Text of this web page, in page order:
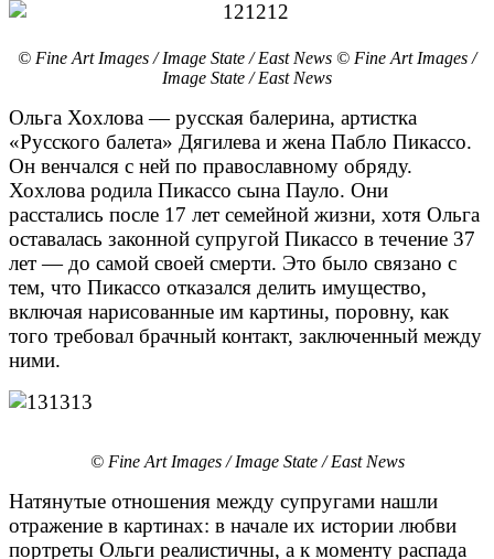
© Fine Art Images / Image State / East News © Fine Art Images /
Image State / East News
Ольга Хохлова — русская балерина, артистка
«Русского балета» Дягилева и жена Пабло Пикассо.
Он венчался с ней по православному обряду.
Хохлова родила Пикассо сына Пауло. Они
расстались после 17 лет семейной жизни, хотя Ольга
оставалась законной супругой Пикассо в течение 37
лет — до самой своей смерти. Это было связано с
тем, что Пикассо отказался делить имущество,
включая нарисованные им картины, поровну, как
того требовал брачный контакт, заключенный между
ними.
© Fine Art Images / Image State / East News
Натянутые отношения между супругами нашли
отражение в картинах: в начале их истории любви
портреты Ольги реалистичны, а к моменту распада